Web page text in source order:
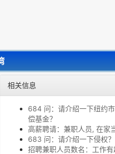
相关信息
684 问：请介绍一下纽约
偿基金？
高薪聘请：兼职人员, 在家
683 问：请介绍一下侵权？
招聘兼职人员数名：工作